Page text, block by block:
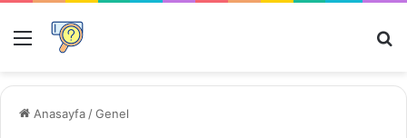
Menü
Anasayfa /Genel